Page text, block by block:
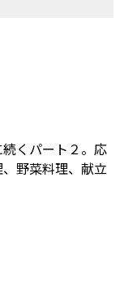
くパート２。応
野菜料理、献立